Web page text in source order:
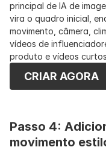
principal de IA de
vira o quadro inicial,
movimento, câmera,
vídeos de
produto e vídeos
CRIAR AGORA
Passo 4:
movimento